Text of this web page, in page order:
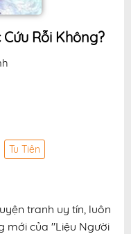
Rỗi Không?
Tu Tiên
tranh uy tín, luôn
mới của "Liệu Người